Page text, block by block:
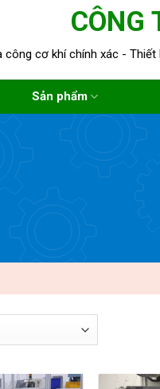
CÔNG
công cơ khí chính xác -
Sản phẩm